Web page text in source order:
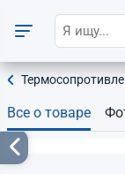
Все о товаре